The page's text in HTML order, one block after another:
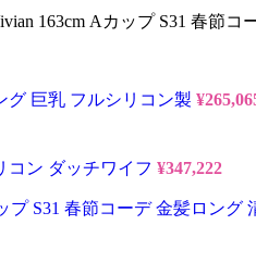
163cm Aカップ S31 春節
グ 巨乳 フルシリコン製 ¥
コン ダッチワイフ ¥347,222